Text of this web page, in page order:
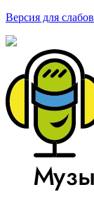
Версия для